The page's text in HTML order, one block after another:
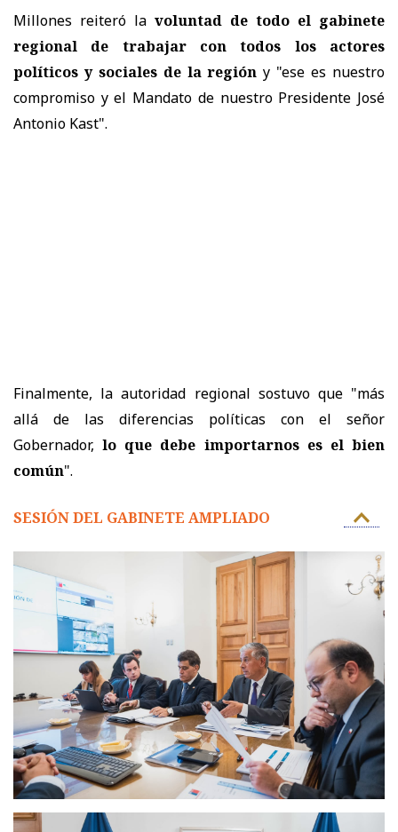
Millones reiteró la voluntad de todo el gabinete
regional de trabajar con todos los actores
políticos y sociales de la región y "ese es nuestro
compromiso y el Mandato de nuestro Presidente José
Antonio Kast".
Finalmente, la autoridad regional sostuvo que "más
allá de las diferencias políticas con el señor
Gobernador,lo que debe importarnos es el bien
común".
SESIÓN DEL GABINETE AMPLIADO